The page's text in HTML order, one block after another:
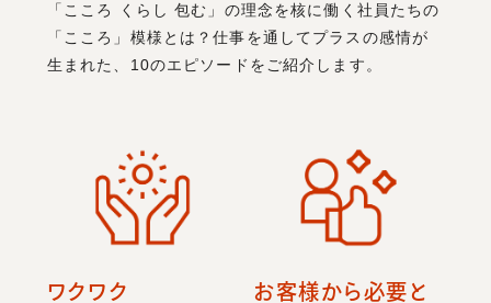
「こころ くらし 包む」の理念を核に働く社員たちの
「こころ」模様とは？仕事を通してプラスの感情が
生まれた、10のエピソードをご紹介します。
ワクワク
お客様から必要と